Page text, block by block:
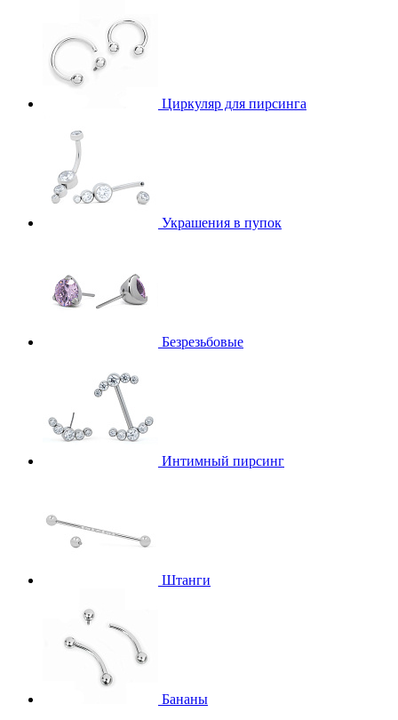
Циркуляр для пирсинга
Украшения в пупок
Безрезьбовые
Интимный пирсинг
Штанги
Бананы